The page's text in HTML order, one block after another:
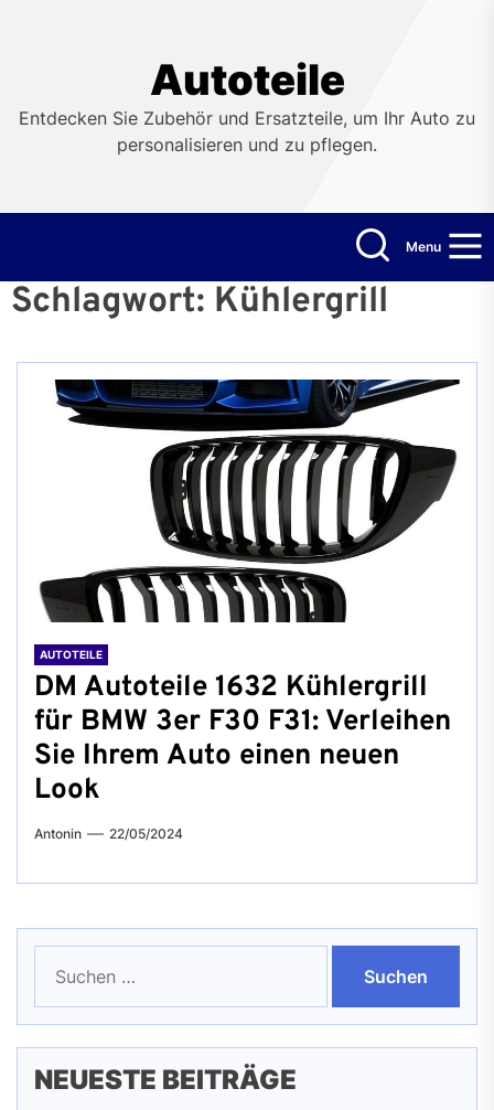
Autoteile
Entdecken Sie Zubehör und Ersatzteile, um Ihr Auto zu
personalisieren und zu pflegen.
Menu
Schlagwort: Kühlergrill
AUTOTEILE
DM Autoteile 1632 Kühlergrill
für BMW 3er F30 F31: Verleihen
Sie Ihrem Auto einen neuen
Look
Antonin 22/05/2024
nach:
NEUESTE BEITRÄGE